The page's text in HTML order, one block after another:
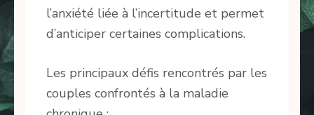
l’anxiété liée à l’incertitude et permet
d’anticiper certaines complications.
Les principaux défis rencontrés par les
couples confrontés à la maladie